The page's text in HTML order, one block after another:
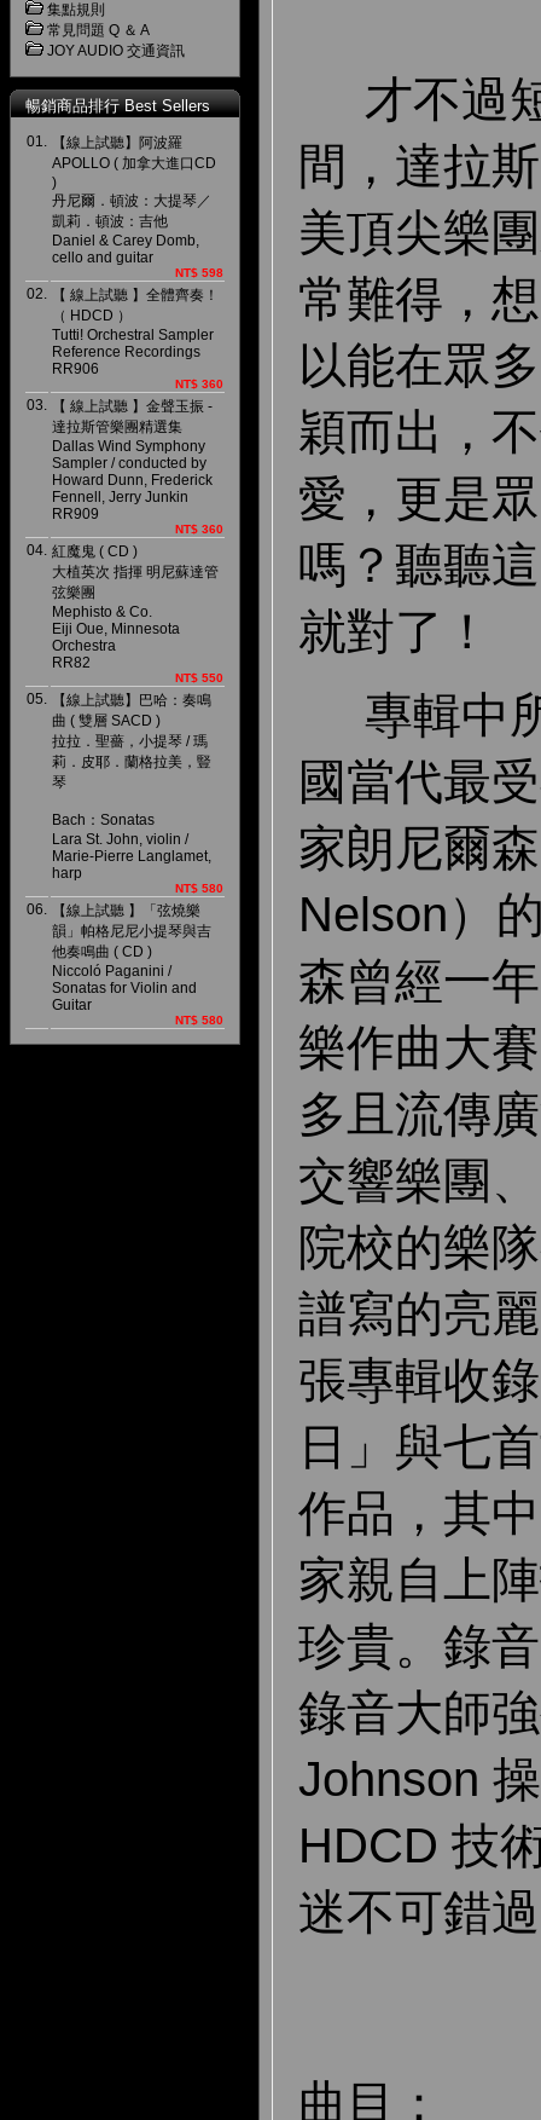
集點規則
常見問題 Q ＆ A
JOY AUDIO 交通資訊
暢銷商品排行 Best Sellers
01.
【線上試聽】阿波羅
APOLLO ( 加拿大進口CD
)
丹尼爾．頓波：大提琴／
凱莉．頓波：吉他
Daniel & Carey Domb,
cello and guitar
NT$ 598
02.
【 線上試聽 】全體齊奏！
（ HDCD ）
Tutti! Orchestral Sampler
Reference Recordings
RR906
NT$ 360
03.
【 線上試聽 】金聲玉振 -
達拉斯管樂團精選集
Dallas Wind Symphony
Sampler / conducted by
Howard Dunn, Frederick
Fennell, Jerry Junkin
RR909
NT$ 360
04. 紅魔鬼 ( CD )
大植英次 指揮 明尼蘇達管
弦樂團
Mephisto & Co.
Eiji Oue, Minnesota
Orchestra
RR82
NT$ 550
05.
【線上試聽】巴哈：奏鳴
曲 ( 雙層 SACD )
拉拉．聖薔，小提琴 / 瑪
莉．皮耶．蘭格拉美，豎
琴
Bach：Sonatas
Lara St. John, violin /
Marie-Pierre Langlamet,
harp
NT$ 580
06.
【線上試聽 】「弦燒樂
韻」帕格尼尼小提琴與吉
他奏鳴曲 ( CD )
Niccoló Paganini /
Sonatas for Violin and
Guitar
NT$ 580
才不過
間，達拉
美頂尖樂
常難得，
以能在眾
穎而出，
愛，更是
嗎？聽聽
就對了！
專輯中
國當代最
家朗尼爾
Nelson）
森曾經一
樂作曲大
多且流傳
交響樂團
院校的樂
譜寫的亮
張專輯收
日」與七
作品，其
家親自上
珍貴。錄
錄音大師
Johnson
HDCD 技
迷不可錯
曲目：